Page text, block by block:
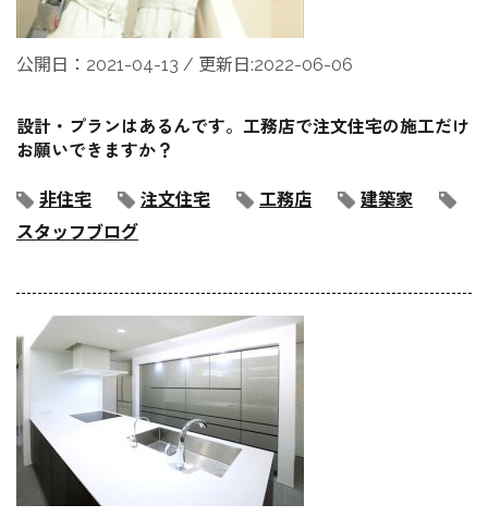
公開日：2021-04-13 / 更新日:2022-06-06
設計・プランはあるんです。工務店で注文住宅の施工だけ
お願いできますか？
非住宅 注文住宅 工務店
建築家
スタッフブログ